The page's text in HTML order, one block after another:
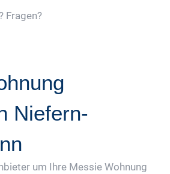
Fragen?
Niefern-
um Ihre Messie Wohnung